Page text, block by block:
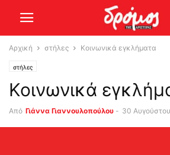
Αρχική στήλες Κοινωνικά εγκλήματα
στήλες
Κοινωνικά
Από Γιάννα Γιαννουλοπούλου - 30